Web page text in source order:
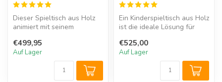
Dieser Spieltisch aus Holz
animiert mit seinem
gemeinsamen...
€499,95
Auf Lager
Ein Kinderspieltisch aus Holz
ist die ideale Lösung für
€525,00
Auf Lager